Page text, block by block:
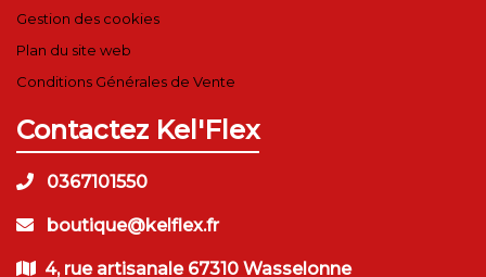
Gestion des cookies
Plan du site web
Conditions Générales de Vente
Contactez Kel'Flex
0367101550
boutique@kelflex.fr
4, rue artisanale 67310 Wasselonne